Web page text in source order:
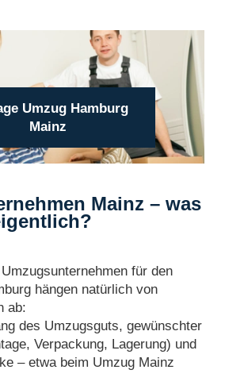
Umzug Hamburg
Mainz
Mainz – was
für den
hängen natürlich von
ab:
des Umzugsguts, gewünschter
Verpackung, Lagerung) und
– etwa beim Umzug Mainz